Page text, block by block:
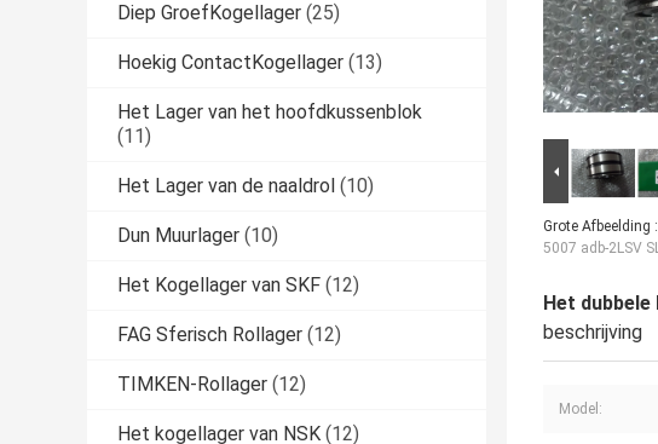
Diep GroefKogellager (25)
Hoekig ContactKogellager (13)
Het Lager van het hoofdkussenblok
(11)
Het Lager van de naaldrol (10)
Dun Muurlager (10)
Het Kogellager van SKF (12)
FAG Sferisch Rollager (12)
TIMKEN-Rollager (12)
Het kogellager van NSK (12)
Grote Afbeelding :
5007 adb-2LSV
Het dubbele
beschrijving
Model: